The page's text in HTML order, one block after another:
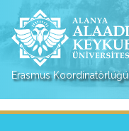
Erasmus Koordinatörlüğü